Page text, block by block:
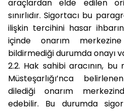
araçlardan elde edilen
sınırlıdır. Sigortacı bu
ilişkin tercihini hasar
içinde onarım
bildirmediği durumda onayı
2.2. Hak sahibi aracının, bu
Müsteşarlığı’nca
dilediği onarım
edebilir. Bu durumda